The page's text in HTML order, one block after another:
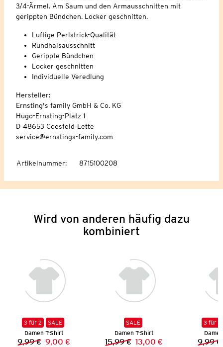
3/4-Ärmel. Am Saum und den Armausschnitten mit
gerippten Bündchen. Locker geschnitten.
Luftige Perlstrick-Qualität
Rundhalsausschnitt
Gerippte Bündchen
Locker geschnitten
Individuelle Veredlung
Hersteller:
Ernsting's family GmbH & Co. KG
Hugo-Ernsting-Platz 1
D-48653 Coesfeld-Lette
service@ernstings-family.com
Artikelnummer: 8715100208
Wird von anderen häufig dazu
kombiniert
3 für 2
SALE
Damen T-Shirt
9,99 € 9,00 €
SALE
Damen T-Shirt
15,99 € 13,00 €
3 für 2
9,99 €